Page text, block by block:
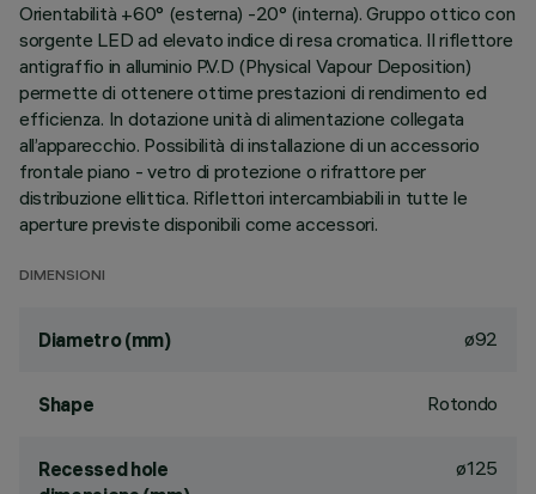
Orientabilità +60° (esterna) -20° (interna). Gruppo ottico con
sorgente LED ad elevato indice di resa cromatica. Il riflettore
antigraffio in alluminio P.V.D (Physical Vapour Deposition)
permette di ottenere ottime prestazioni di rendimento ed
efficienza. In dotazione unità di alimentazione collegata
all’apparecchio. Possibilità di installazione di un accessorio
frontale piano - vetro di protezione o rifrattore per
distribuzione ellittica. Riflettori intercambiabili in tutte le
aperture previste disponibili come accessori.
DIMENSIONI
Diametro (mm) ø92
Shape Rotondo
Recessed hole
ø125